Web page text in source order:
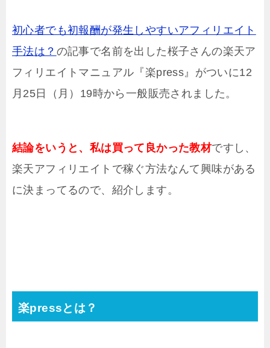
初心者でも初報酬が発生しやすいアフィリエイト
手法は？ の記事で名前を出した桜子さんの楽天ア
フィリエイトマニュアル『楽press』がついに12
月25日（月）19時から一般販売されました。
結論をいうと、私は買って良かった教材ですし、
楽天アフィリエイトで稼ぐ方法なんて興味がある
に決まってるので、紹介します。
楽pressとは？